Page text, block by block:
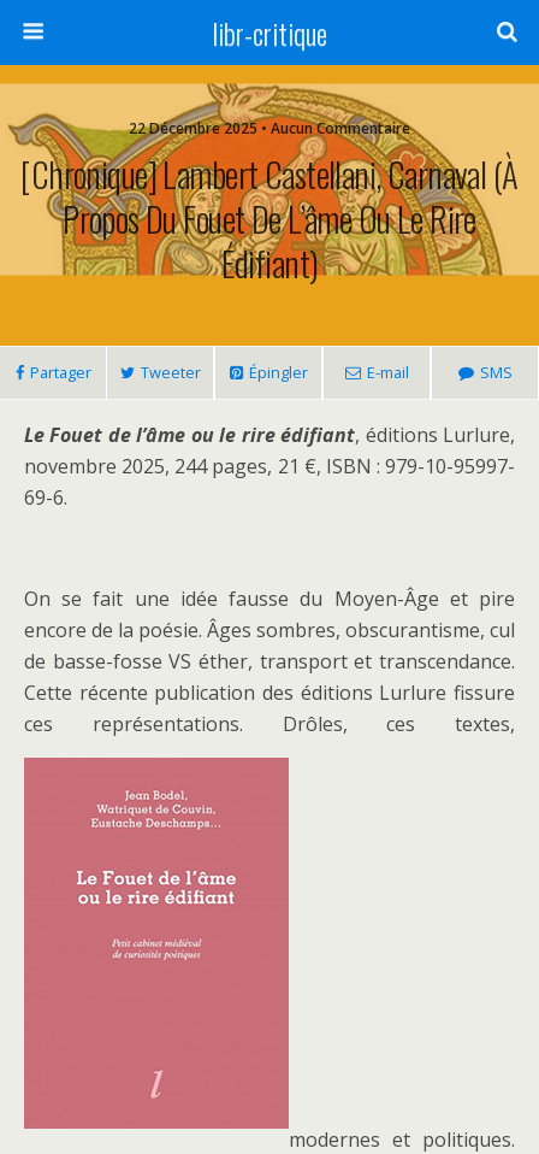
libr-critique
22 Décembre 2025 • Aucun Commentaire
[Chronique] Lambert Castellani, Carnaval (à
Propos Du Fouet De L’âme Ou Le Rire
Édifiant)
Partager Tweeter Épingler E-mail SMS
Le Fouet de l’âme ou le rire édifiant, éditions Lurlure,
novembre 2025, 244 pages, 21 €, ISBN : 979-10-95997-
69-6.
On se fait une idée fausse du Moyen-Âge et pire
encore de la poésie. Âges sombres, obscurantisme, cul
de basse-fosse VS éther, transport et transcendance.
Cette récente publication des éditions Lurlure fissure
ces représentations. Drôles, ces textes,
modernes et politiques.